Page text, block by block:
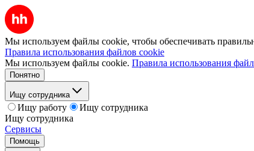
Мы используем файлы cookie, чтобы обеспечивать
Правила использования файлов cookie
Мы используем файлы cookie. Правила использования
Понятно
Ищу сотрудника
Ищу работу
Ищу сотрудника
Ищу сотрудника
Сервисы
Помощь